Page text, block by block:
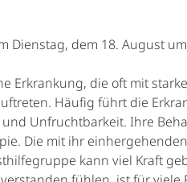
Dienstag, dem 18. August
die oft mit
Häufig führt die
Unfruchtbarkeit. Ihre
Die mit ihr einhergehenden
kann viel Kraft